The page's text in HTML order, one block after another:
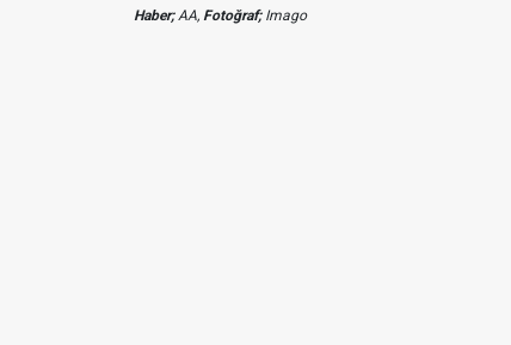
Haber;AA, Fotoğraf;Imago